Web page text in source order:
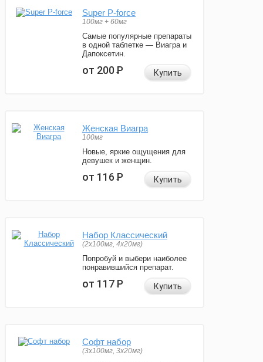
Super P-force
100мг + 60мг
Самые популярные препараты
в одной таблетке — Виагра и
Дапоксетин.
от 200Р Купить
Женская Виагра
100мг
Новые, яркие ощущения для
девушек и женщин.
от 116Р Купить
Набор Классический
(2x100мг, 4x20мг)
Попробуй и выбери наиболее
понравившийся препарат.
от 117Р Купить
Софт набор
(3x100мг, 3x20мг)